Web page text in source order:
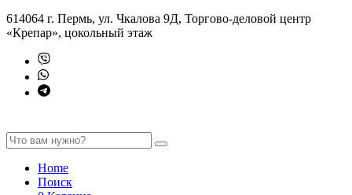
614064 г. Пермь, ул. Чкалова 9Д, Торгово-деловой центр
«Крепар», цокольный этаж
Home
Поиск